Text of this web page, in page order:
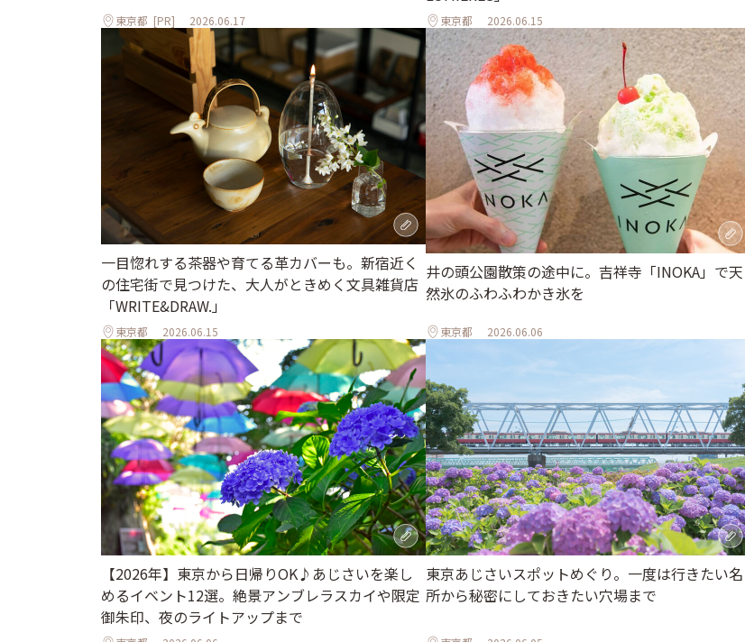
東京都 [PR] 2026.06.17 東京都 2026.06.15
一目惚れする茶器や育てる革カバーも。新宿近く
の住宅街で見つけた、大人がときめく文具雑貨店
「WRITE&DRAW.」
東京都 2026.06.15
井の頭公園散策の途中に。吉祥寺「INOKA」で天
然氷のふわふわかき氷を
東京都 2026.06.06
【2026年】東京から日帰りOK♪あじさいを楽し
めるイベント12選。絶景アンブレラスカイや限定
御朱印、夜のライトアップまで
東京あじさいスポットめぐり。一度は行きたい名
所から秘密にしておきたい穴場まで